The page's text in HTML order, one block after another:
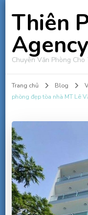
Thiên
Agency
Chuyên Văn Phòng Cho
Trang chủ Blog
phòng đẹp tòa nhà MT Lê